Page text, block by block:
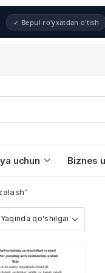
✓ Bepul ro'yxatdan o'tish
uchun Biznes